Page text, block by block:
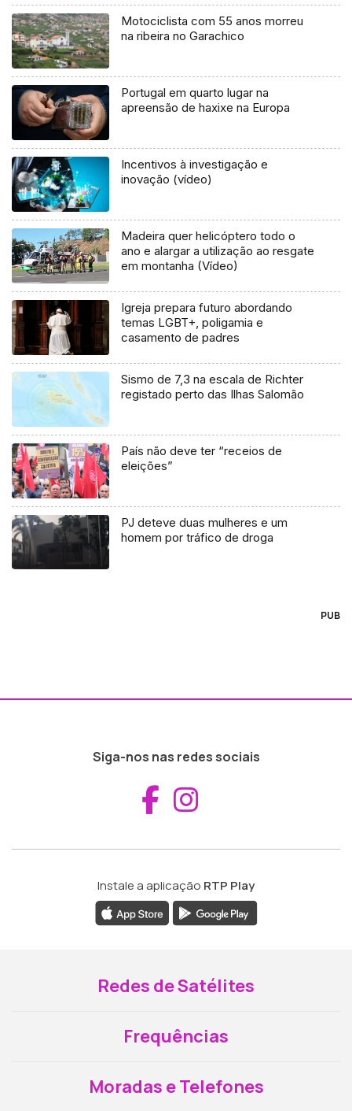
Motociclista com 55 anos morreu
na ribeira no Garachico
Portugal em quarto lugar na
apreensão de haxixe na Europa
Incentivos à investigação e
inovação (vídeo)
Madeira quer helicóptero todo o
ano e alargar a utilização ao resgate
em montanha (Vídeo)
Igreja prepara futuro abordando
temas LGBT+, poligamia e
casamento de padres
Sismo de 7,3 na escala de Richter
registado perto das Ilhas Salomão
País não deve ter “receios de
eleições”
PJ deteve duas mulheres e um
homem por tráfico de droga
PUB
Siga-nos nas redes sociais
Aceder ao
Instale a aplicação RTP Play
Redes de Satélites
Frequências
Moradas e Telefones